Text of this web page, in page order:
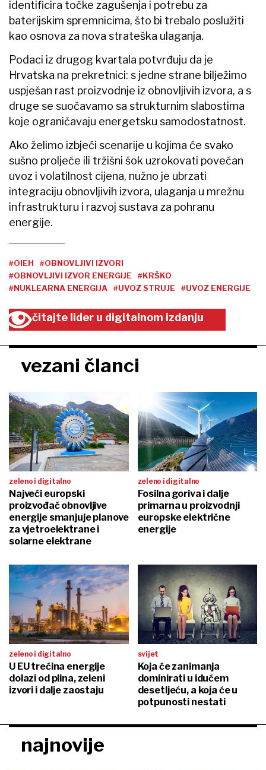
identificira točke zagušenja i potrebu za
baterijskim spremnicima, što bi trebalo poslužiti
kao osnova za nova strateška ulaganja.
Podaci iz drugog kvartala potvrđuju da je
Hrvatska na prekretnici: s jedne strane bilježimo
uspješan rast proizvodnje iz obnovljivih izvora, a s
druge se suočavamo sa strukturnim slabostima
koje ograničavaju energetsku samodostatnost.
Ako želimo izbjeći scenarije u kojima će svako
sušno proljeće ili tržišni šok uzrokovati povećan
uvoz i volatilnost cijena, nužno je ubrzati
integraciju obnovljivih izvora, ulaganja u mrežnu
infrastrukturu i razvoj sustava za pohranu
energije.
#OIEH
#OBNOVLJIVI IZVORI
#OBNOVLJIVI IZVOR ENERGIJE
#KRŠKO
#NUKLEARNA ENERGIJA
#UVOZ STRUJE #UVOZ ENERGIJE
čitajte lider u digitalnom izdanju
vezani članci
zeleno i digitalno
Najveći europski
proizvođač obnovljive
energije smanjuje planove
za vjetroelektrane i
solarne elektrane
zeleno i digitalno
Fosilna goriva i dalje
primarna u proizvodnji
europske električne
energije
zeleno i digitalno
U EU trećina energije
dolazi od plina, zeleni
izvori i dalje zaostaju
svijet
Koja će zanimanja
dominirati u idućem
desetljeću, a koja će u
potpunosti nestati
najnovije